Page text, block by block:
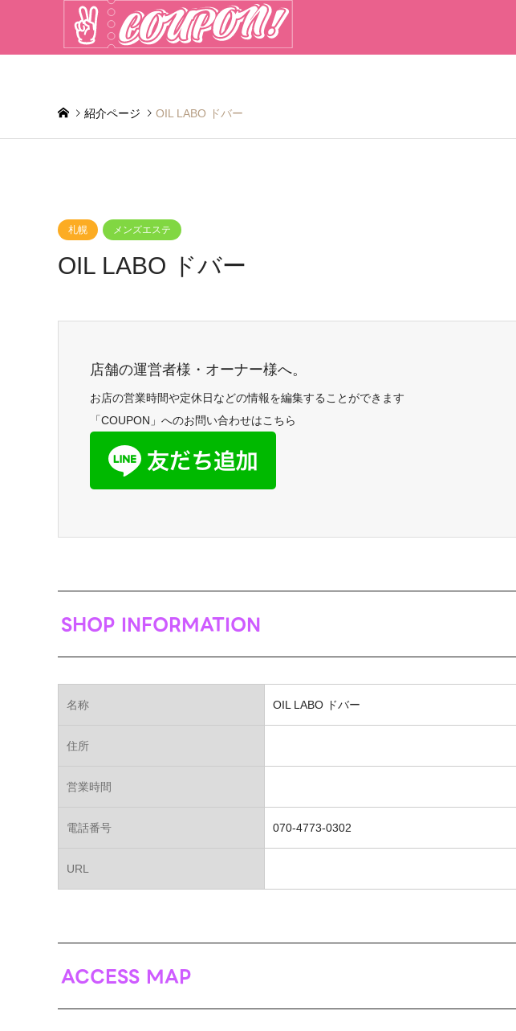
紹介ページ OIL LABO ドバー
札幌 メンズエステ
OIL LABO ドバー
店舗の運営者様・オーナー様へ。
お店の営業時間や定休日などの情報を編集することができます
「COUPON」へのお問い合わせはこちら
SHOP INFORMATION
名称 OIL LABO ドバー
住所
営業時間
電話番号 070-4773-0302
URL
ACCESS MAP